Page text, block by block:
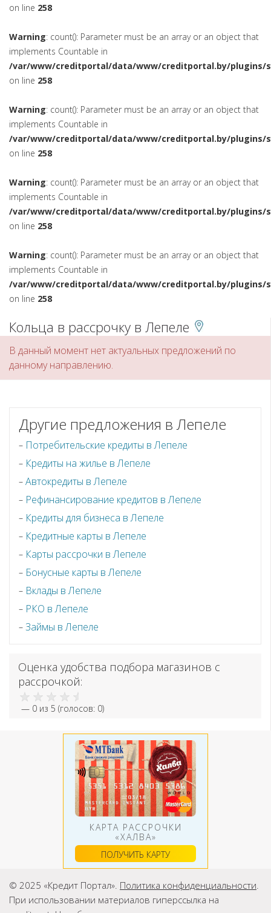
on line 258
Warning: count(): Parameter must be an array or an object that
implements Countable in
/var/www/creditportal/data/www/creditportal.by/plugins/
on line 258
Warning: count(): Parameter must be an array or an object that
implements Countable in
/var/www/creditportal/data/www/creditportal.by/plugins/
on line 258
Warning: count(): Parameter must be an array or an object that
implements Countable in
/var/www/creditportal/data/www/creditportal.by/plugins/
on line 258
Warning: count(): Parameter must be an array or an object that
implements Countable in
/var/www/creditportal/data/www/creditportal.by/plugins/
on line 258
Кольца в рассрочку в Лепеле
В данный момент нет актуальных предложений по
данному направлению.
Другие предложения в Лепеле
Потребительские кредиты в Лепеле
Кредиты на жилье в Лепеле
Автокредиты в Лепеле
Рефинансирование кредитов в Лепеле
Кредиты для бизнеса в Лепеле
Кредитные карты в Лепеле
Карты рассрочки в Лепеле
Бонусные карты в Лепеле
Вклады в Лепеле
РКО в Лепеле
Займы в Лепеле
Оценка удобства подбора магазинов с
рассрочкой:
— 0 из 5 (голосов: 0)
КАРТА РАССРОЧКИ
«ХАЛВА»
ПОЛУЧИТЬ КАРТУ
© 2025 «Кредит Портал». Политика конфиденциальности.
При использовании материалов гиперссылка на